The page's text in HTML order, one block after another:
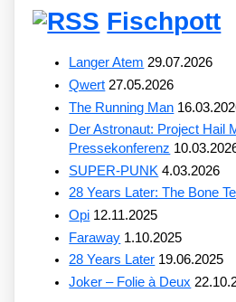
Fischpott
Langer Atem 29.07.2026
Qwert 27.05.2026
The Running Man
Der Astronaut: Project Hail
Pressekonferenz
SUPER-PUNK 4.03.2026
28 Years Later: The Bone
Opi 12.11.2025
Faraway 1.10.2025
28 Years Later 19.06.2025
Joker – Folie à Deux